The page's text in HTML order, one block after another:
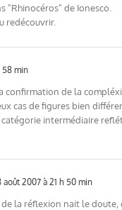
"Rhinocéros" de Ionesco.
redécouvrir.
58 min
confirmation de la
cas de figures bien
catégorie intermédiaire
août 2007 à 21 h 50 min
de la réflexion nait le